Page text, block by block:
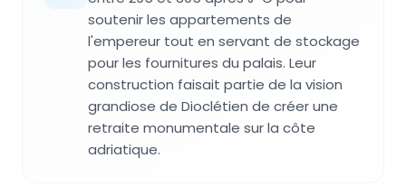
soutenir les appartements de
l'empereur tout en servant de stockage
pour les fournitures du palais. Leur
construction faisait partie de la vision
grandiose de Dioclétien de créer une
retraite monumentale sur la côte
adriatique.